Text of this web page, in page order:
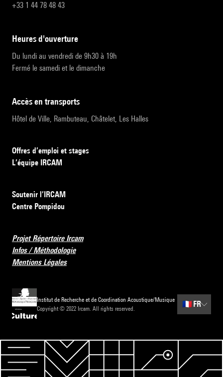
+33 1 44 78 48 43
heures d'ouverture
Du lundi au vendredi de 9h30 à 19h
Fermé le samedi et le dimanche
accès en transports
Hôtel de Ville, Rambuteau, Châtelet, Les Halles
Offres d’emploi et stages
L’équipe IRCAM
Soutenir l’IRCAM
Centre Pompidou
Projet Répertoire Ircam
Infos / Méthodologie
Mentions Légales
Institut de Recherche et de Coordination Acoustique/Musique
Copyright © 2022 Ircam. All rights reserved.
🇫🇷 FR